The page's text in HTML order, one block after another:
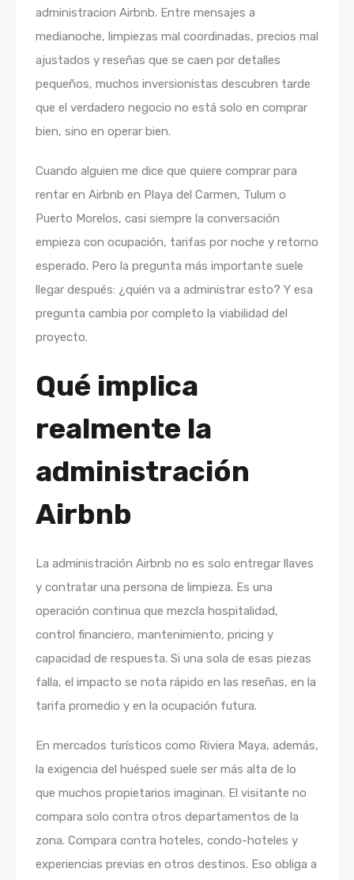
administracion Airbnb. Entre mensajes a
medianoche, limpiezas mal coordinadas, precios mal
ajustados y reseñas que se caen por detalles
pequeños, muchos inversionistas descubren tarde
que el verdadero negocio no está solo en comprar
bien, sino en operar bien.
Cuando alguien me dice que quiere comprar para
rentar en Airbnb en Playa del Carmen, Tulum o
Puerto Morelos, casi siempre la conversación
empieza con ocupación, tarifas por noche y retorno
esperado. Pero la pregunta más importante suele
llegar después: ¿quién va a administrar esto? Y esa
pregunta cambia por completo la viabilidad del
proyecto.
Qué implica
realmente la
administración
Airbnb
La administración Airbnb no es solo entregar llaves
y contratar una persona de limpieza. Es una
operación continua que mezcla hospitalidad,
control financiero, mantenimiento, pricing y
capacidad de respuesta. Si una sola de esas piezas
falla, el impacto se nota rápido en las reseñas, en la
tarifa promedio y en la ocupación futura.
En mercados turísticos como Riviera Maya, además,
la exigencia del huésped suele ser más alta de lo
que muchos propietarios imaginan. El visitante no
compara solo contra otros departamentos de la
zona. Compara contra hoteles, condo-hoteles y
experiencias previas en otros destinos. Eso obliga a